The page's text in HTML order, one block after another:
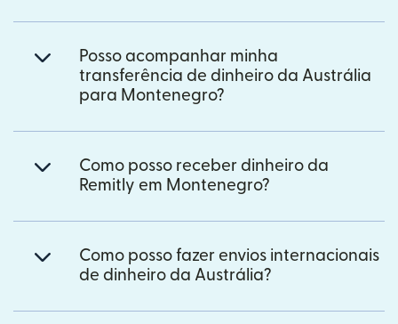
Posso acompanhar minha
transferência de dinheiro da Austrália
para Montenegro?
Como posso receber dinheiro da
Remitly em Montenegro?
Como posso fazer envios internacionais
de dinheiro da Austrália?